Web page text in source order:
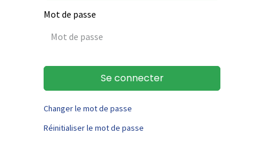
Mot de passe
Se connecter
Changer le mot de passe
Réinitialiser le mot de passe